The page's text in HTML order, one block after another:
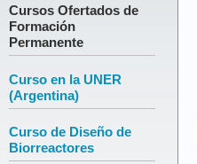
Cursos Ofertados de
Formación
Permanente
Curso en la UNER
(Argentina)
Curso de Diseño de
Biorreactores